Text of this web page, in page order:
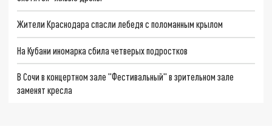
Жители Краснодара спасли лебедя с поломанным крылом
На Кубани иномарка сбила четверых подростков
В Сочи в концертном зале "Фестивальный" в зрительном зале
заменят кресла